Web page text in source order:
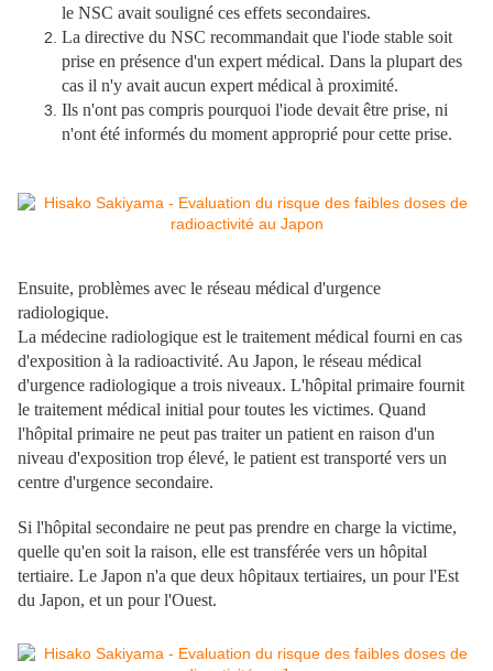
le NSC avait souligné ces effets secondaires.
La directive du NSC recommandait que l'iode stable soit
prise en présence d'un expert médical. Dans la plupart des
cas il n'y avait aucun expert médical à proximité.
Ils n'ont pas compris pourquoi l'iode devait être prise, ni
n'ont été informés du moment approprié pour cette prise.
Ensuite, problèmes avec le réseau médical d'urgence
radiologique.
La médecine radiologique est le traitement médical fourni en cas
d'exposition à la radioactivité. Au Japon, le réseau médical
d'urgence radiologique a trois niveaux. L'hôpital primaire fournit
le traitement médical initial pour toutes les victimes. Quand
l'hôpital primaire ne peut pas traiter un patient en raison d'un
niveau d'exposition trop élevé, le patient est transporté vers un
centre d'urgence secondaire.
Si l'hôpital secondaire ne peut pas prendre en charge la victime,
quelle qu'en soit la raison, elle est transférée vers un hôpital
tertiaire. Le Japon n'a que deux hôpitaux tertiaires, un pour l'Est
du Japon, et un pour l'Ouest.